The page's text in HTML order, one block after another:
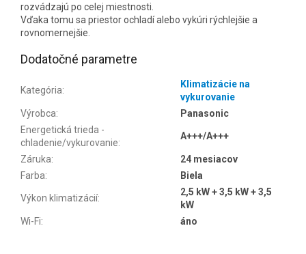
rozvádzajú po celej miestnosti.
Vďaka tomu sa priestor ochladí alebo vykúri rýchlejšie a
rovnomernejšie.
Dodatočné parametre
Kategória:
Klimatizácie na
vykurovanie
Výrobca:
Panasonic
Energetická trieda -
chladenie/vykurovanie:
A+++/A+++
Záruka:
24 mesiacov
Farba: Biela
Výkon klimatizácií:
2,5 kW + 3,5 kW + 3,5
kW
Wi-Fi: áno